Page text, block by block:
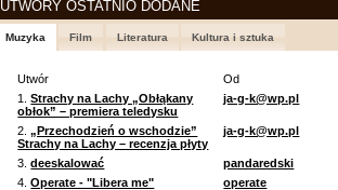
UTWORY OSTATNIO DODANE
Muzyka Film Literatura Kultura i sztuka
Utwór
Od
1.Strachy na Lachy „Obłąkany
obłok” – premiera teledysku
ja-g-k@wp.pl
2.„Przechodzień o wschodzie”
Strachy na Lachy – recenzja płyty
ja-g-k@wp.pl
3.deeskalować
pandaredski
4.Operate - "Libera me"
operate